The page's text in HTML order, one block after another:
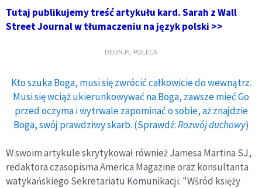
Tutaj publikujemy treść artykułu kard. Sarah z Wall
Street Journal w tłumaczeniu na język polski >>
DEON.PL POLECA
Kto szuka Boga, musi się zwrócić całkowicie do wewnątrz.
Musi się wciąż ukierunkowywać na Boga, zawsze mieć Go
przed oczyma i wytrwale zapominać o sobie, aż znajdzie
Boga, swój prawdziwy skarb. (Sprawdź:Rozwój duchowy)
W swoim artykule skrytykował również Jamesa Martina SJ,
redaktora czasopisma America Magazine oraz konsultanta
watykańskiego Sekretariatu Komunikacji. "Wśród księży